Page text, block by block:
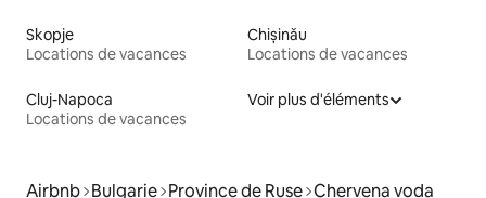
Skopje
Locations de vacances
Chișinău
Locations de vacances
Cluj-Napoca
Locations de vacances
Voir plus d'éléments
Airbnb Bulgarie Province de Ruse Chervena voda